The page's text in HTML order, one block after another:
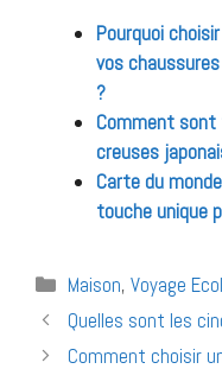
Pourquoi
vos
?
Comment
creuses
Carte du
touche unique
Catégories
Maison,Voyage
Navigation
des
Quelles sont les
Comment choisir